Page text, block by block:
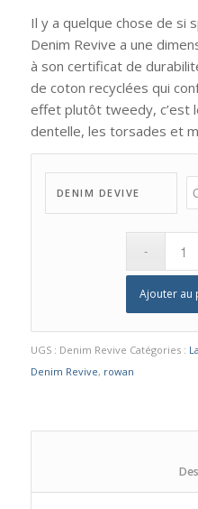
Il y a quelque chose de si
Denim Revive a une
à son certificat de
de coton recyclées qui
effet plutôt tweedy, c’est
dentelle, les torsades et
DENIM DEVIVE
Ajouter au
UGS : Denim Revive Catégories :
Denim Revive, rowan